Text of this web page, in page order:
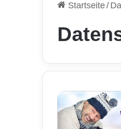
Startseite/